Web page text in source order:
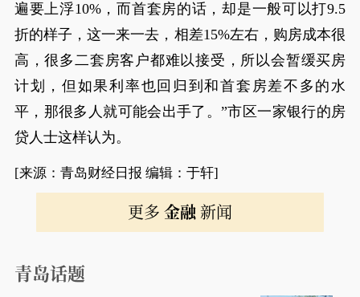
遍要上浮10%，而首套房的话，却是一般可以打9.5
折的样子，这一来一去，相差15%左右，购房成本很
高，很多二套房客户都难以接受，所以会暂缓买房
计划，但如果利率也回归到和首套房差不多的水
平，那很多人就可能会出手了。”市区一家银行的房
贷人士这样认为。
[来源：青岛财经日报 编辑：于轩]
更多 金融新闻
青岛话题